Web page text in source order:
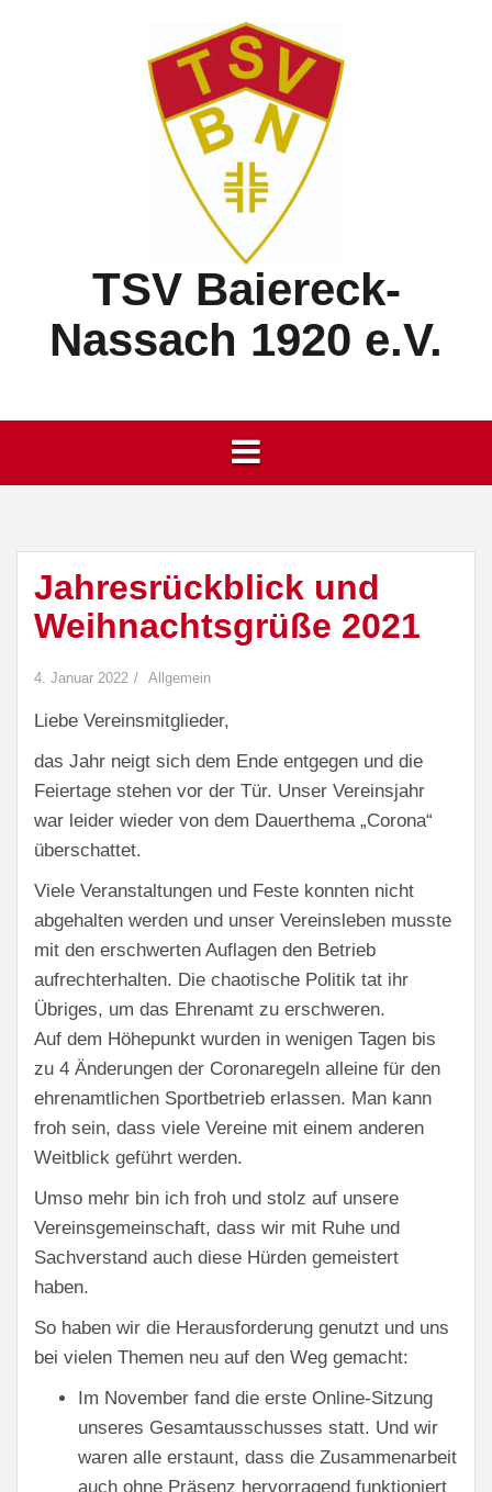
TSV Baiereck-
Nassach 1920 e.V.
Jahresrückblick und
Weihnachtsgrüße 2021
4. Januar 2022 Allgemein
Liebe Vereinsmitglieder,
das Jahr neigt sich dem Ende entgegen und die
Feiertage stehen vor der Tür. Unser Vereinsjahr
war leider wieder von dem Dauerthema „Corona“
überschattet.
Viele Veranstaltungen und Feste konnten nicht
abgehalten werden und unser Vereinsleben musste
mit den erschwerten Auflagen den Betrieb
aufrechterhalten. Die chaotische Politik tat ihr
Übriges, um das Ehrenamt zu erschweren.
Auf dem Höhepunkt wurden in wenigen Tagen bis
zu 4 Änderungen der Coronaregeln alleine für den
ehrenamtlichen Sportbetrieb erlassen. Man kann
froh sein, dass viele Vereine mit einem anderen
Weitblick geführt werden.
Umso mehr bin ich froh und stolz auf unsere
Vereinsgemeinschaft, dass wir mit Ruhe und
Sachverstand auch diese Hürden gemeistert
haben.
So haben wir die Herausforderung genutzt und uns
bei vielen Themen neu auf den Weg gemacht:
Im November fand die erste Online-Sitzung
unseres Gesamtausschusses statt. Und wir
waren alle erstaunt, dass die Zusammenarbeit
auch ohne Präsenz hervorragend funktioniert